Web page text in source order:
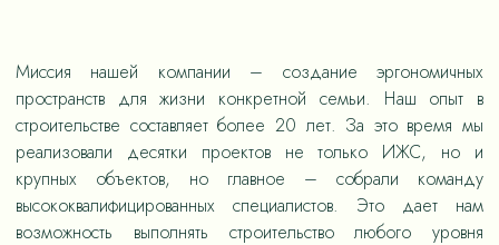
Миссия нашей компании – создание эргономичных
пространств для жизни конкретной семьи. Наш опыт в
строительстве составляет более 20 лет. За это время мы
реализовали десятки проектов не только ИЖС, но и
крупных объектов, но главное – собрали команду
высококвалифицированных специалистов. Это дает нам
возможность выполнять строительство любого уровня